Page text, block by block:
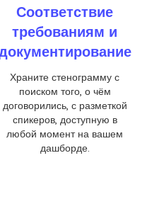
Соответствие
требованиям и
Храните стенограмму с
поиском того, о чём
договорились, с разметкой
спикеров, доступную в
любой момент на вашем
дашборде.